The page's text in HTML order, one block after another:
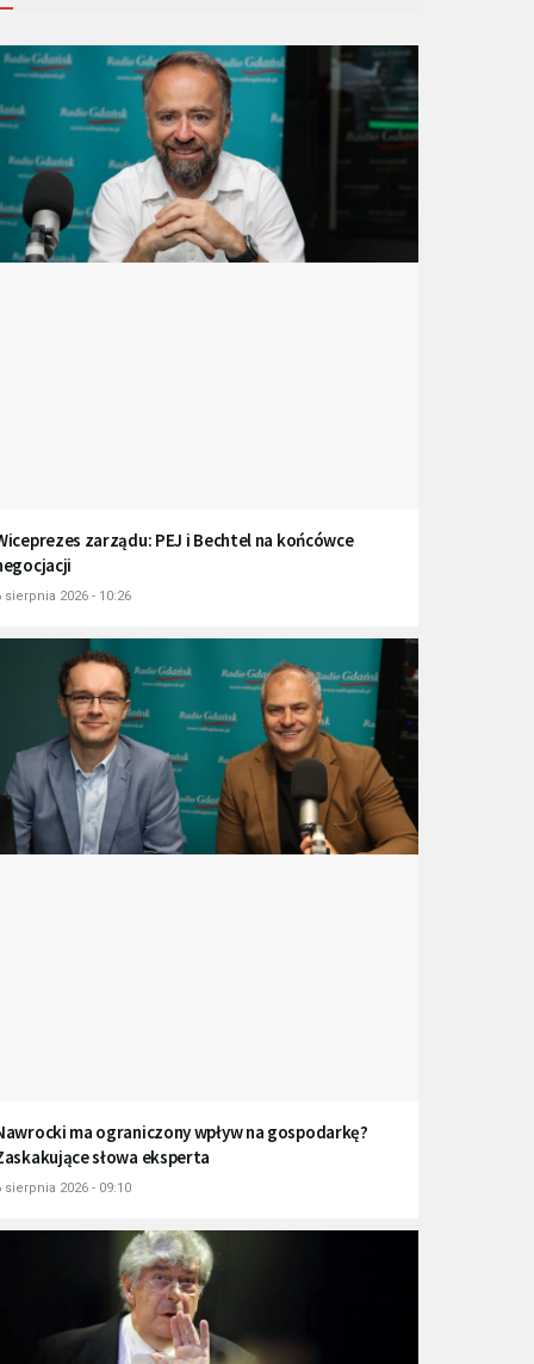
zarządu: PEJ i Bechtel na końcówce
sierpnia 2026 - 10:26
ma ograniczony wpływ na gospodarkę?
słowa eksperta
sierpnia 2026 - 09:10